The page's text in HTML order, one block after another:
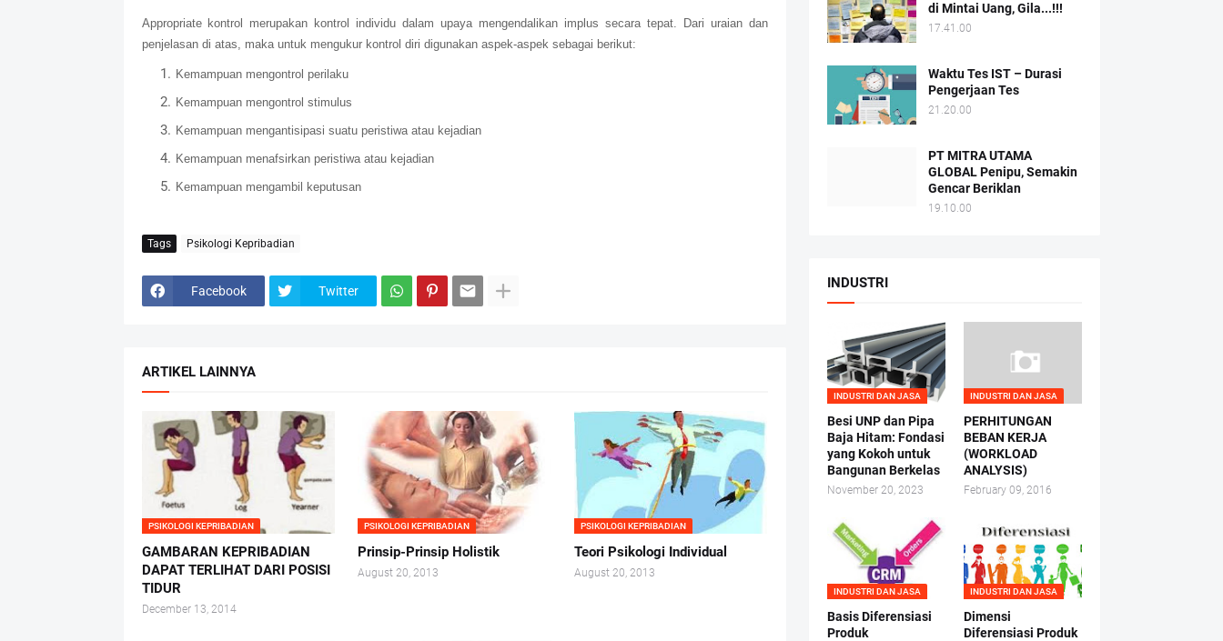
Appropriate kontrol merupakan kontrol individu dalam upaya mengendalikan implus secara tepat. Dari uraian dan
penjelasan di atas, maka untuk mengukur kontrol diri digunakan aspek-aspek sebagai berikut:
Kemampuan mengontrol perilaku
Kemampuan mengontrol stimulus
Kemampuan mengantisipasi suatu peristiwa atau kejadian
Kemampuan menafsirkan peristiwa atau kejadian
Kemampuan mengambil keputusan
Tags Psikologi Kepribadian
Facebook Twitter
ARTIKEL LAINNYA
PSIKOLOGI KEPRIBADIAN
GAMBARAN KEPRIBADIAN
DAPAT TERLIHAT DARI POSISI
TIDUR
December 13, 2014
PSIKOLOGI KEPRIBADIAN
Prinsip-Prinsip Holistik
August 20, 2013
PSIKOLOGI KEPRIBADIAN
Teori Psikologi Individual
August 20, 2013
di Mintai Uang, Gila...!!!
17.41.00
Waktu Tes IST – Durasi
Pengerjaan Tes
21.20.00
PT MITRA UTAMA
GLOBAL Penipu, Semakin
Gencar Beriklan
19.10.00
INDUSTRI
INDUSTRI DAN JASA
Besi UNP dan Pipa
Baja Hitam: Fondasi
yang Kokoh untuk
Bangunan Berkelas
November 20, 2023
INDUSTRI DAN JASA
PERHITUNGAN
BEBAN KERJA
(WORKLOAD
ANALYSIS)
February 09, 2016
INDUSTRI DAN JASA
Basis Diferensiasi
Produk
INDUSTRI DAN JASA
Dimensi
Diferensiasi Produk